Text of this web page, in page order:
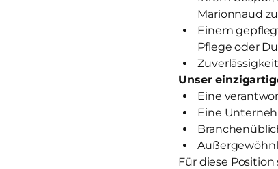
Marionnaud
Einem
Pflege oder
Unser
Eine
Eine
Für diese